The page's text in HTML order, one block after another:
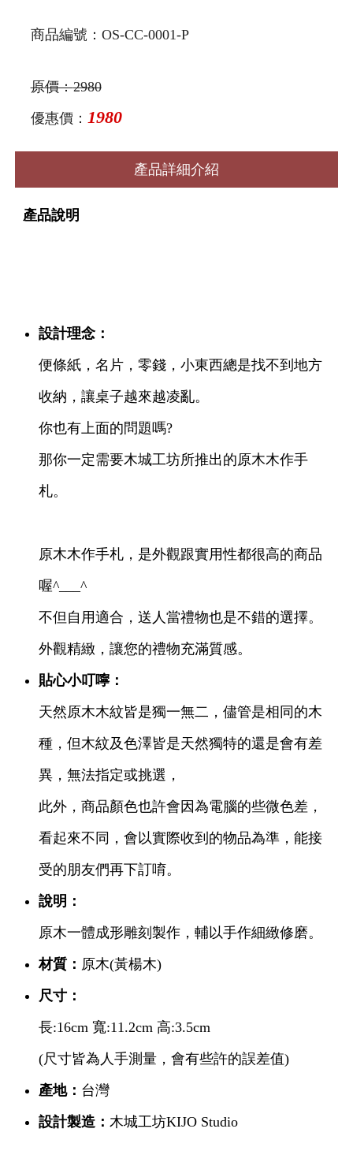
商品編號：OS-CC-0001-P
原價：2980
優惠價： 1980
產品詳細介紹
產品說明
設計理念：
便條紙，名片，零錢，小東西總是找不到地方
收納，讓桌子越來越凌亂。
你也有上面的問題嗎?
那你一定需要木城工坊所推出的原木木作手
札。
原木木作手札，是外觀跟實用性都很高的商品
喔^___^
不但自用適合，送人當禮物也是不錯的選擇。
外觀精緻，讓您的禮物充滿質感。
貼心小叮嚀：
天然原木木紋皆是獨一無二，儘管是相同的木
種，但木紋及色澤皆是天然獨特的還是會有差
異，無法指定或挑選，
此外，商品顏色也許會因為電腦的些微色差，
看起來不同，會以實際收到的物品為準，能接
受的朋友們再下訂唷。
說明：
原木一體成形雕刻製作，輔以手作細緻修磨。
材質： 原木(黃楊木)
尺寸：
長:16cm 寬:11.2cm 高:3.5cm
(尺寸皆為人手測量，會有些許的誤差值)
產地： 台灣
設計製造： 木城工坊KIJO Studio